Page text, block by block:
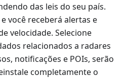
das leis do seu país.
e você receberá alertas e
velocidade. Selecione
relacionados a radares
notificações e POIs, serão
completamente o